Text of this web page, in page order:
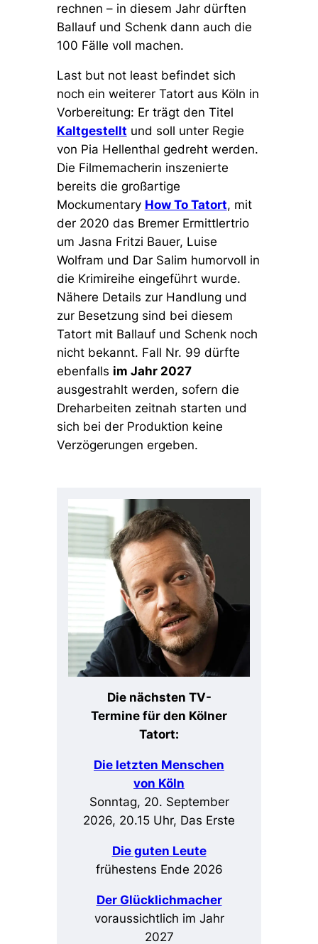
rechnen – in diesem Jahr dürften
Ballauf und Schenk dann auch die
100 Fälle voll machen.
Last but not least befindet sich
noch ein weiterer Tatort aus Köln in
Vorbereitung: Er trägt den Titel
Kaltgestellt und soll unter Regie
von Pia Hellenthal gedreht werden.
Die Filmemacherin inszenierte
bereits die großartige
Mockumentary How To Tatort, mit
der 2020 das Bremer Ermittlertrio
um Jasna Fritzi Bauer, Luise
Wolfram und Dar Salim humorvoll in
die Krimireihe eingeführt wurde.
Nähere Details zur Handlung und
zur Besetzung sind bei diesem
Tatort mit Ballauf und Schenk noch
nicht bekannt. Fall Nr. 99 dürfte
ebenfalls im Jahr 2027
ausgestrahlt werden, sofern die
Dreharbeiten zeitnah starten und
sich bei der Produktion keine
Verzögerungen ergeben.
Die nächsten TV-
Termine für den Kölner
Tatort:
Die letzten Menschen
von Köln
Sonntag, 20. September
2026, 20.15 Uhr, Das Erste
Die guten Leute
frühestens Ende 2026
Der Glücklichmacher
voraussichtlich im Jahr
2027